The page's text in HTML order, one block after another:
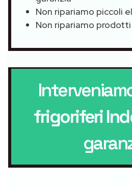
Non ripariamo piccoli
Non ripariamo
frigoriferi